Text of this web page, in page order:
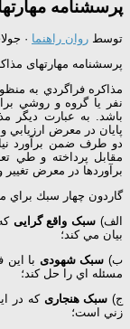
پرسشنامه
توسط روان راهنما · جولای 11,
پرسشنامه مهارتهای
مذاكره فراگردي به
نفر يا گروه و روشي
باشد. به عبارت ديگر
پايان در معرض ارزيابي
دو طرف ضمن برآورد
مقابل پرداخته و طي
برآوردها در معرض تغيير و
گاردون چهار سبك براي
الف) سبک واقع گرایی
بيان مي كند؛
ب) سبک شهودی با
مسئله اي را حل كند؛
ج) سبک هنجاری كه در
زني است؛